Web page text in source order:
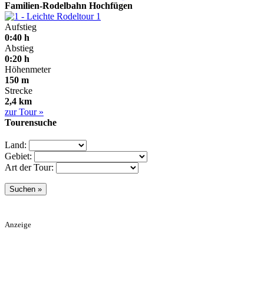
Familien-Rodelbahn Hochfügen
1
Aufstieg
0:40 h
Abstieg
0:20 h
Höhenmeter
150 m
Strecke
2,4 km
zur Tour »
Tourensuche
Land:
Gebiet:
Art der Tour:
Anzeige